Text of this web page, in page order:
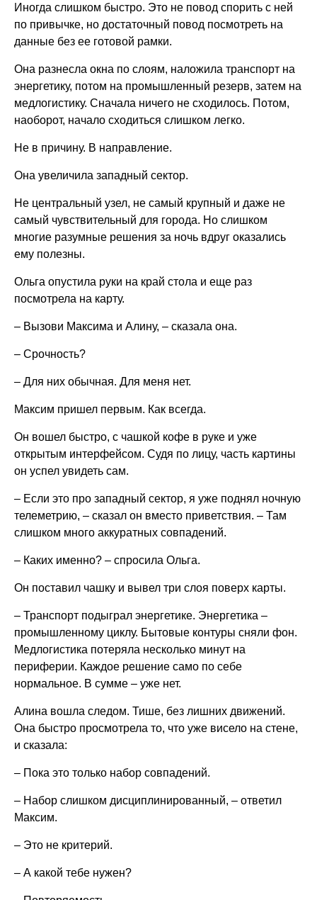
Иногда слишком быстро. Это не повод спорить с ней
по привычке, но достаточный повод посмотреть на
данные без ее готовой рамки.
Она разнесла окна по слоям, наложила транспорт на
энергетику, потом на промышленный резерв, затем на
медлогистику. Сначала ничего не сходилось. Потом,
наоборот, начало сходиться слишком легко.
Не в причину. В направление.
Она увеличила западный сектор.
Не центральный узел, не самый крупный и даже не
самый чувствительный для города. Но слишком
многие разумные решения за ночь вдруг оказались
ему полезны.
Ольга опустила руки на край стола и еще раз
посмотрела на карту.
– Вызови Максима и Алину, – сказала она.
– Срочность?
– Для них обычная. Для меня нет.
Максим пришел первым. Как всегда.
Он вошел быстро, с чашкой кофе в руке и уже
открытым интерфейсом. Судя по лицу, часть картины
он успел увидеть сам.
– Если это про западный сектор, я уже поднял ночную
телеметрию, – сказал он вместо приветствия. – Там
слишком много аккуратных совпадений.
– Каких именно? – спросила Ольга.
Он поставил чашку и вывел три слоя поверх карты.
– Транспорт подыграл энергетике. Энергетика –
промышленному циклу. Бытовые контуры сняли фон.
Медлогистика потеряла несколько минут на
периферии. Каждое решение само по себе
нормальное. В сумме – уже нет.
Алина вошла следом. Тише, без лишних движений.
Она быстро просмотрела то, что уже висело на стене,
и сказала:
– Пока это только набор совпадений.
– Набор слишком дисциплинированный, – ответил
Максим.
– Это не критерий.
– А какой тебе нужен?